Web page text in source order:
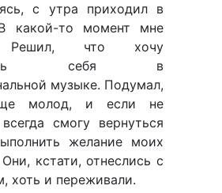
с утра приходил в
какой-то момент мне
Решил, что хочу
себя в
музыке. Подумал,
молод, и если не
смогу вернуться
желание моих
кстати, отнеслись с
хоть и переживали.